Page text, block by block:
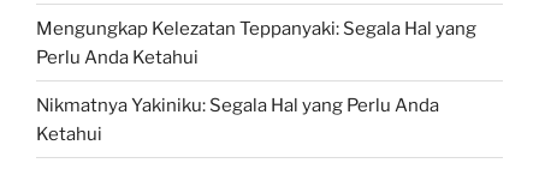
Mengungkap Kelezatan Teppanyaki: Segala Hal yang
Perlu Anda Ketahui
Nikmatnya Yakiniku: Segala Hal yang Perlu Anda
Ketahui